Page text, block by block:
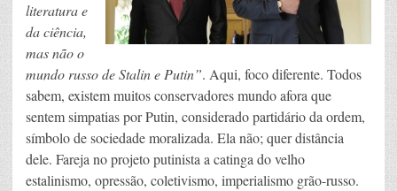
literatura e
da ciência,
mas não o
mundo russo de Stalin e Putin”. Aqui, foco diferente. Todos
sabem, existem muitos conservadores mundo afora que
sentem simpatias por Putin, considerado partidário da ordem,
símbolo de sociedade moralizada. Ela não; quer distância
dele. Fareja no projeto putinista a catinga do velho
estalinismo, opressão, coletivismo, imperialismo grão-russo.